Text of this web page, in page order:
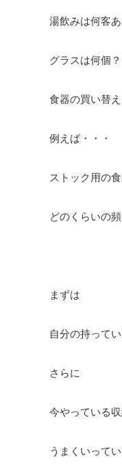
湯飲みは何客
グラスは何個？
食器の買い替
例えば・・・
ストック用の
どのくらいの
まずは
自分の持って
さらに
今やっている
うまくいって